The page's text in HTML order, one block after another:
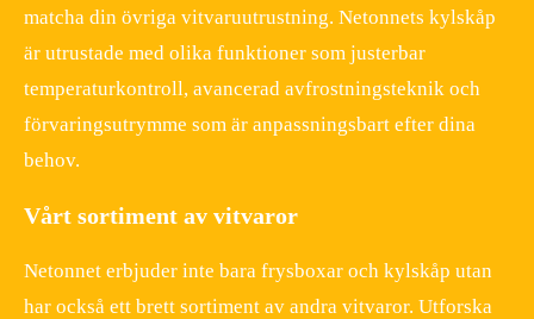
matcha din övriga vitvaruutrustning. Netonnets kylskåp
är utrustade med olika funktioner som justerbar
temperaturkontroll, avancerad avfrostningsteknik och
förvaringsutrymme som är anpassningsbart efter dina
behov.
Vårt sortiment av vitvaror
Netonnet erbjuder inte bara frysboxar och kylskåp utan
har också ett brett sortiment av andra vitvaror. Utforska